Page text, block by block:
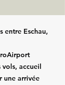
entre Eschau,
vols, accueil
une arrivée